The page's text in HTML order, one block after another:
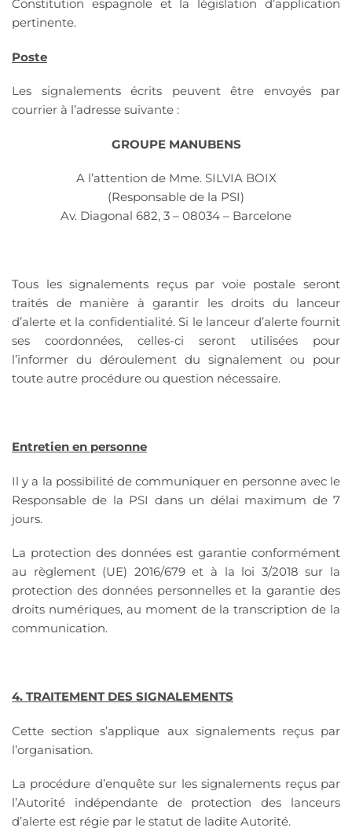
Constitution espagnole et la législation d’application
pertinente.
Poste
Les signalements écrits peuvent être envoyés par
courrier à l’adresse suivante :
GROUPE MANUBENS
A l’attention de Mme. SILVIA BOIX
(Responsable de la PSI)
Av. Diagonal 682, 3 – 08034 – Barcelone
Tous les signalements reçus par voie postale seront
traités de manière à garantir les droits du lanceur
d’alerte et la confidentialité. Si le lanceur d’alerte fournit
ses coordonnées, celles-ci seront utilisées pour
l’informer du déroulement du signalement ou pour
toute autre procédure ou question nécessaire.
Entretien en personne
Il y a la possibilité de communiquer en personne avec le
Responsable de la PSI dans un délai maximum de 7
jours.
La protection des données est garantie conformément
au règlement (UE) 2016/679 et à la loi 3/2018 sur la
protection des données personnelles et la garantie des
droits numériques, au moment de la transcription de la
communication.
4. TRAITEMENT DES SIGNALEMENTS
Cette section s’applique aux signalements reçus par
l’organisation.
La procédure d’enquête sur les signalements reçus par
l’Autorité indépendante de protection des lanceurs
d’alerte est régie par le statut de ladite Autorité.